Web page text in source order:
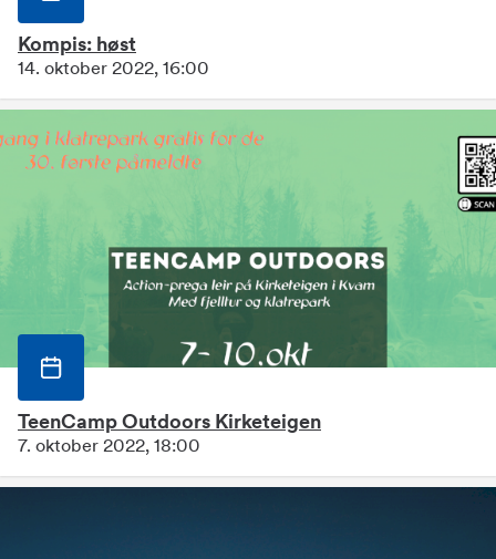
Kompis: høst
14. oktober 2022, 16:00
TeenCamp Outdoors Kirketeigen
7. oktober 2022, 18:00